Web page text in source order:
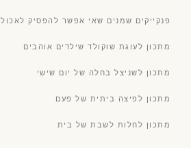
פנקייקים שמנים שאי אפשר להפסיק לאכול
מתכון לעוגת שוקולד שילדים אוהבים
מתכון לשניצל בחלה של יום שישי
מתכון לפיצה ביתית של פעם
מתכון לחלות לשבת של בית